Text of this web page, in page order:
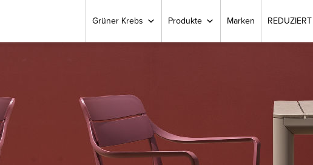
Grüner Krebs Produkte Marken REDUZIERT